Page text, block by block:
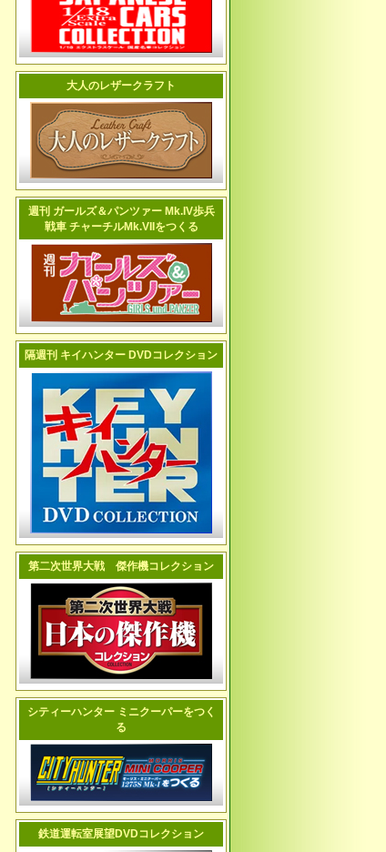
大人のレザークラフト
週刊 ガールズ＆パンツァー Mk.IV歩兵
戦車 チャーチルMk.VIIをつくる
隔週刊 キイハンター DVDコレクション
第二次世界大戦 傑作機コレクション
シティーハンター ミニクーパーをつく
る
鉄道運転室展望DVDコレクション